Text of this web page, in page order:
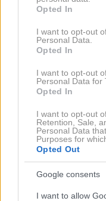
grant or deny consent
use your data for
consent section.
Opted In
I want to opt-out
Personal Data.
Opted In
I want to opt-out
Personal Data for
Opted In
I want to opt-out
Retention, Sale,
Personal Data
Purposes for
Opted Out
Google consents
I want to allow